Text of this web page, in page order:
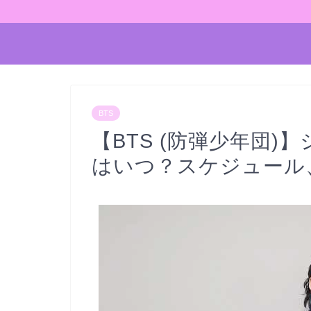
BTS
【BTS (防弾少年団)
はいつ？スケジュール